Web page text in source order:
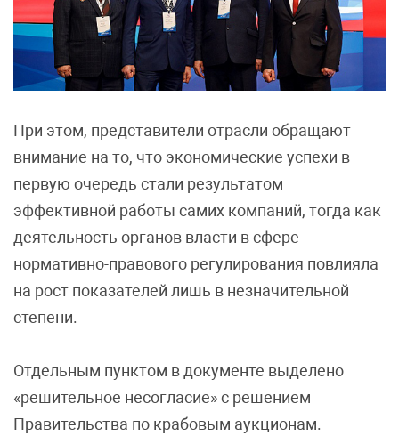
При этом, представители отрасли обращают
внимание на то, что экономические успехи в
первую очередь стали результатом
эффективной работы самих компаний, тогда как
деятельность органов власти в сфере
нормативно-правового регулирования повлияла
на рост показателей лишь в незначительной
степени.
Отдельным пунктом в документе выделено
«решительное несогласие» с решением
Правительства по крабовым аукционам.